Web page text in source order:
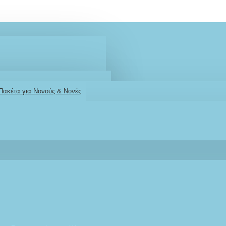
για Νονούς & Νονές